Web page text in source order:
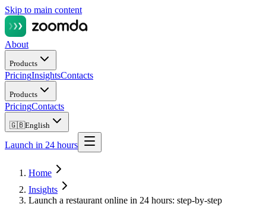
Skip to main content
About
Products
PricingInsightsContacts
Products
PricingContacts
🇬🇧English
Launch in 24 hours
Home
Insights
Launch a restaurant online in 24 hours: step-by-step